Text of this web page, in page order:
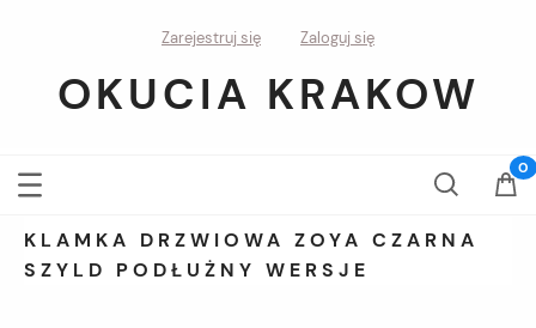
Zarejestruj się Zaloguj się
OKUCIA KRAKOW
KLAMKA DRZWIOWA ZOYA CZARNA
SZYLD PODŁUŻNY WERSJE